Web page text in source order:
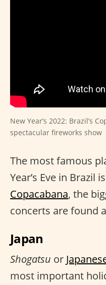
New Year’s 2022: Brazil’s
spectacular fireworks show
The most famous
Year’s Eve in Brazil
Copacabana, the
concerts are found
Japan
Shogatsu or
most important